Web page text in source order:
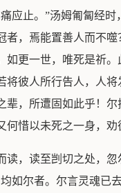
应止。”汤姆匍匐经
者，焉能置善人而不
如更一世，唯死是祈
将彼人所行告人，人
辈，所遭固如此乎！
何惜以未死之一身，
读，读至剀切之处，
如尔者。尔言灵魂已